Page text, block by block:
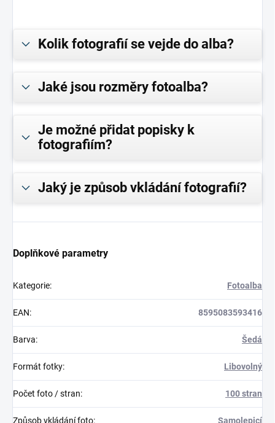
Kolik fotografií se vejde do alba?
Jaké jsou rozměry fotoalba?
Je možné přidat popisky k
fotografiím?
Jaký je způsob vkládání fotografií?
Doplňkové parametry
Kategorie: Fotoalba
EAN: 8595083593416
Barva: Šedá
Formát fotky: Libovolný
Počet foto / stran: 100 stran
Způsob vkládání foto: Samolepicí